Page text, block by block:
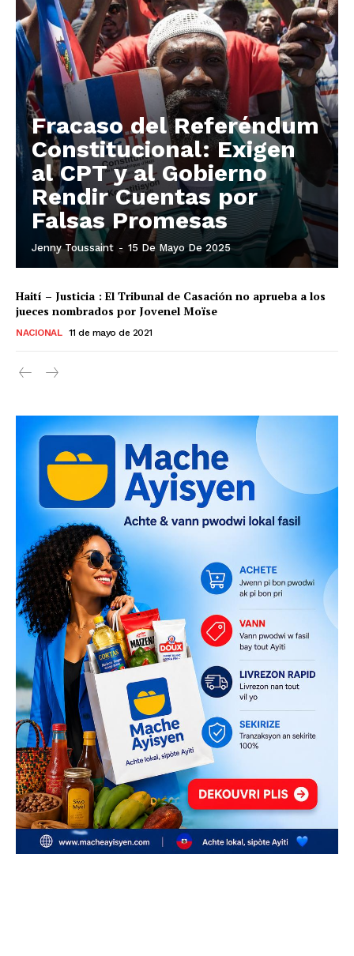
Fracaso del Referéndum
Constitucional: Exigen
al CPT y al Gobierno
Rendir Cuentas por
Falsas Promesas
Jenny Toussaint - 15 De Mayo De 2025
Haití – Justicia : El Tribunal de Casación no aprueba a los
jueces nombrados por Jovenel Moïse
NACIONAL 11 de mayo de 2021